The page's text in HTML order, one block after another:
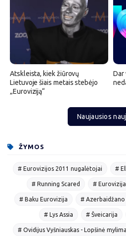
Atskleista, kiek žiūrovų
Lietuvoje šiais metais stebėjo
„Euroviziją“
Dar
Naujausios
ŽYMOS
# Eurovizijos 2011 nugalėtojai #
# Running Scared #
# Baku Eurovizija # Azerbaidžano
# Lys Assia # Šveicarija
# Ovidijus Vyšniauskas - Lopšinė